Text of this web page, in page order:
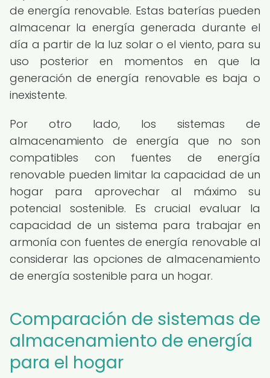
de energía renovable. Estas baterías pueden
almacenar la energía generada durante el
día a partir de la luz solar o el viento, para su
uso posterior en momentos en que la
generación de energía renovable es baja o
inexistente.
Por otro lado, los sistemas de
almacenamiento de energía que no son
compatibles con fuentes de energía
renovable pueden limitar la capacidad de un
hogar para aprovechar al máximo su
potencial sostenible. Es crucial evaluar la
capacidad de un sistema para trabajar en
armonía con fuentes de energía renovable al
considerar las opciones de almacenamiento
de energía sostenible para un hogar.
Comparación de sistemas de
almacenamiento de energía
para el hogar